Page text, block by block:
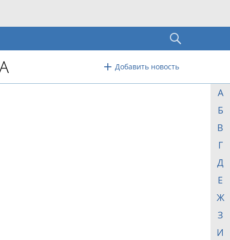
Добавить новость
А
Б
В
Г
Д
Е
Ж
З
И